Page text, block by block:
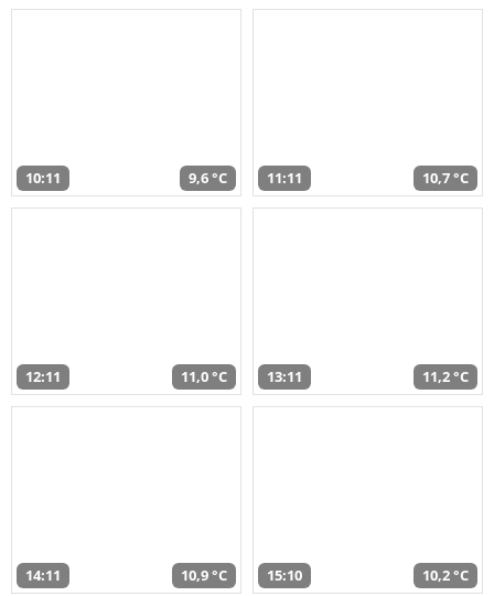
10:11 9,6 °C 11:11 10,7 °C
12:11 11,0 °C 13:11 11,2 °C
14:11 10,9 °C 15:10 10,2 °C